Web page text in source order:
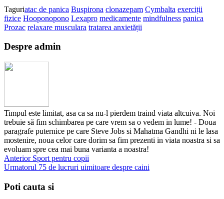
Taguriatac de panica Buspirona clonazepam Cymbalta exerciții
fizice Hooponopono Lexapro medicamente mindfulness panica
Prozac relaxare musculara tratarea anxietății
Despre admin
Timpul este limitat, asa ca sa nu-l pierdem traind viata altcuiva. Noi
trebuie să fim schimbarea pe care vrem sa o vedem in lume! - Doua
paragrafe puternice pe care Steve Jobs si Mahatma Gandhi ni le lasa
mostenire, noua celor care dorim sa fim prezenti in viata noastra si sa
evoluam spre cea mai buna varianta a noastra!
AnteriorSport pentru copii
Urmatorul 75 de lucruri uimitoare despre caini
Poti cauta si